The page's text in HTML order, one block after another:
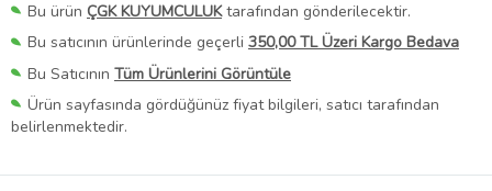
Bu ürün ÇGK KUYUMCULUKtarafından gönderilecektir.
Bu satıcının ürünlerinde geçerli 350,00 TL Üzeri Kargo Bedava
Bu Satıcının Tüm Ürünlerini Görüntüle
Ürün sayfasında gördüğünüz fiyat bilgileri, satıcı tarafından
belirlenmektedir.